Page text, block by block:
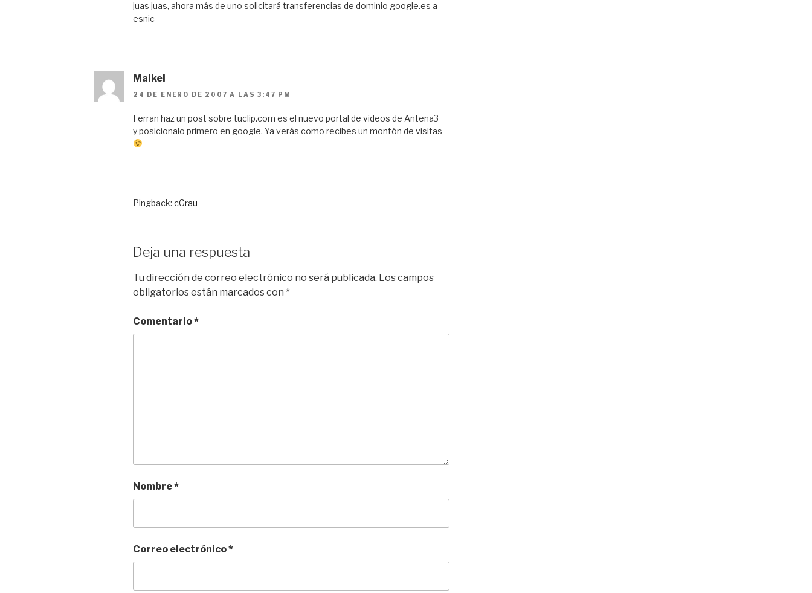
juas juas, ahora más de uno solicitará transferencias de dominio google.es a
esnic
Maikel
24 DE ENERO DE 2007 A LAS 3:47 PM
Ferran haz un post sobre tuclip.com es el nuevo portal de videos de Antena3
y posicionalo primero en google. Ya verás como recibes un montón de visitas
Pingback: cGrau
Deja una respuesta
Tu dirección de correo electrónico no será publicada. Los campos
obligatorios están marcados con *
Comentario*
Nombre*
Correo electrónico*